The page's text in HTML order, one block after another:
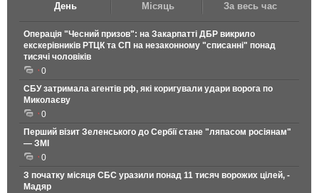
День Місяць За весь час
Операція "Чесний призов": на Закарпатті ДБР викрило
екскерівників РТЦК та СП на незаконному "списанні" понад
тисячі чоловіків
0
СБУ затримала агентів рф, які коригували удари ворога по
Миколаєву
0
Перший візит Зеленського до Сербії стане "ляпасом росіянам"
— ЗМІ
0
З початку місяця СБС уразили понад 11 тисяч ворожих цілей, -
Мадяр